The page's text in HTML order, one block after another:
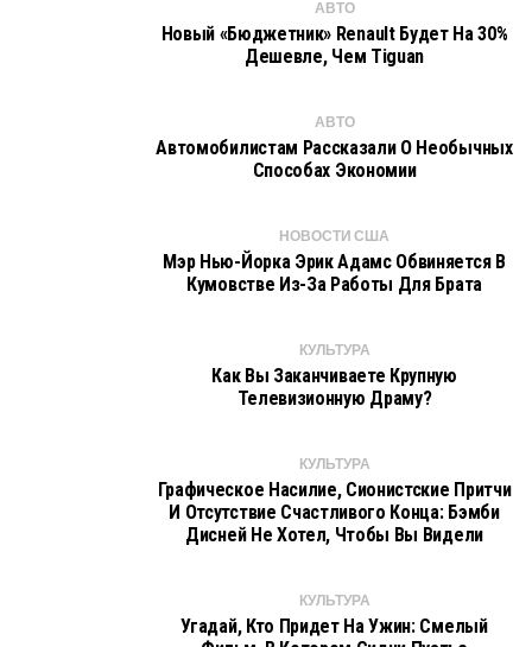
АВТО
Новый «бюджетник» Renault Будет На 30%
Дешевле, Чем Tiguan
АВТО
Автомобилистам Рассказали О Необычных
Способах Экономии
НОВОСТИ США
Мэр Нью-Йорка Эрик Адамс Обвиняется В
Кумовстве Из-За Работы Для Брата
КУЛЬТУРА
Как Вы Заканчиваете Крупную
Телевизионную Драму?
КУЛЬТУРА
Графическое Насилие, Сионистские Притчи
И Отсутствие Счастливого Конца: Бэмби
Дисней Не Хотел, Чтобы Вы Видели
КУЛЬТУРА
Угадай, Кто Придет На Ужин: Смелый